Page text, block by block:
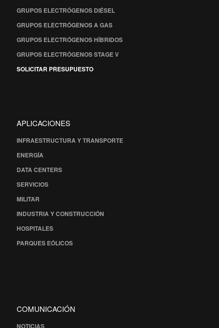
GRUPOS ELECTRÓGENOS DIÉSEL
GRUPOS ELECTRÓGENOS A GAS
GRUPOS ELECTRÓGENOS HÍBRIDOS
GRUPOS ELECTRÓGENOS STAGE V
SOLICITAR PRESUPUESTO
APLICACIONES
INFRAESTRUCTURA Y TRANSPORTE
ENERGÍA
DATA CENTERS
SERVICIOS
MILITAR
INDUSTRIA Y CONSTRUCCIÓN
HOSPITALES
PARQUES EÓLICOS
COMUNICACIÓN
NOTICIAS